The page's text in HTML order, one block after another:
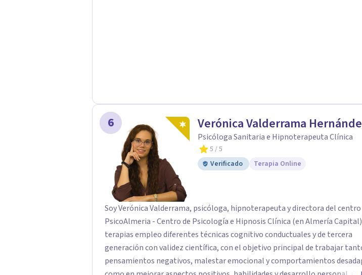
6 Verónica Valderrama
Psicóloga Sanitaria e Hipnoterapeuta Clínica
5 / 5
Verificado
Terapia Online
Soy Verónica Valderrama, psicóloga, hipnoterapeuta y directora del centro
PsicoAlmeria - Centro de Psicología e Hipnosis Clínica (en Almería Capital). En
terapias empleo diferentes técnicas cognitivo conductuales y de tercera
generación con validez científica, con el objetivo principal de trabajar
pensamientos negativos, malestar emocional y comportamientos